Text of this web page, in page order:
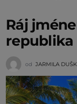
Ráj
republika
od JARMILA